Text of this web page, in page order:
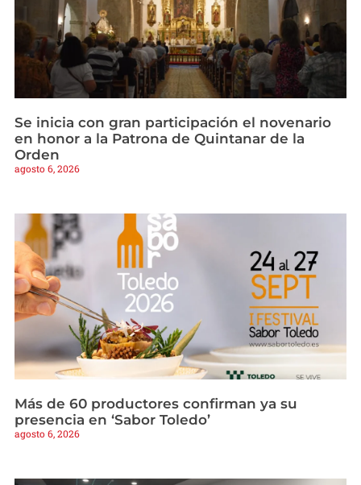
Se inicia con gran participación el novenario
en honor a la Patrona de Quintanar de la
Orden
agosto 6, 2026
Más de 60 productores confirman ya su
presencia en ‘Sabor Toledo’
agosto 6, 2026